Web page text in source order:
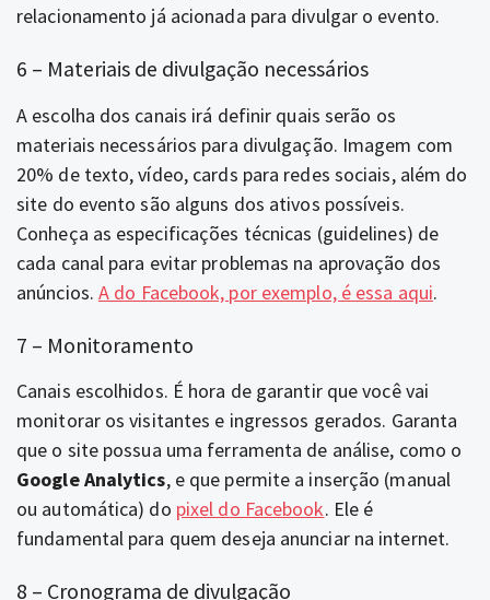
relacionamento já acionada para divulgar o evento.
6 – Materiais de divulgação necessários
A escolha dos canais irá definir quais serão os
materiais necessários para divulgação. Imagem com
20% de texto, vídeo, cards para redes sociais, além do
site do evento são alguns dos ativos possíveis.
Conheça as especificações técnicas (guidelines) de
cada canal para evitar problemas na aprovação dos
anúncios. A do Facebook, por exemplo, é essa aqui.
7 – Monitoramento
Canais escolhidos. É hora de garantir que você vai
monitorar os visitantes e ingressos gerados. Garanta
que o site possua uma ferramenta de análise, como o
Google Analytics, e que permite a inserção (manual
ou automática) do pixel do Facebook. Ele é
fundamental para quem deseja anunciar na internet.
8 – Cronograma de divulgação